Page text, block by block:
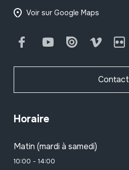
Voir sur Google Maps
FacebookYoutube Issuu Vimeo
Contact
Horaire
Matin (mardi à samedi)
10:00 - 14:00